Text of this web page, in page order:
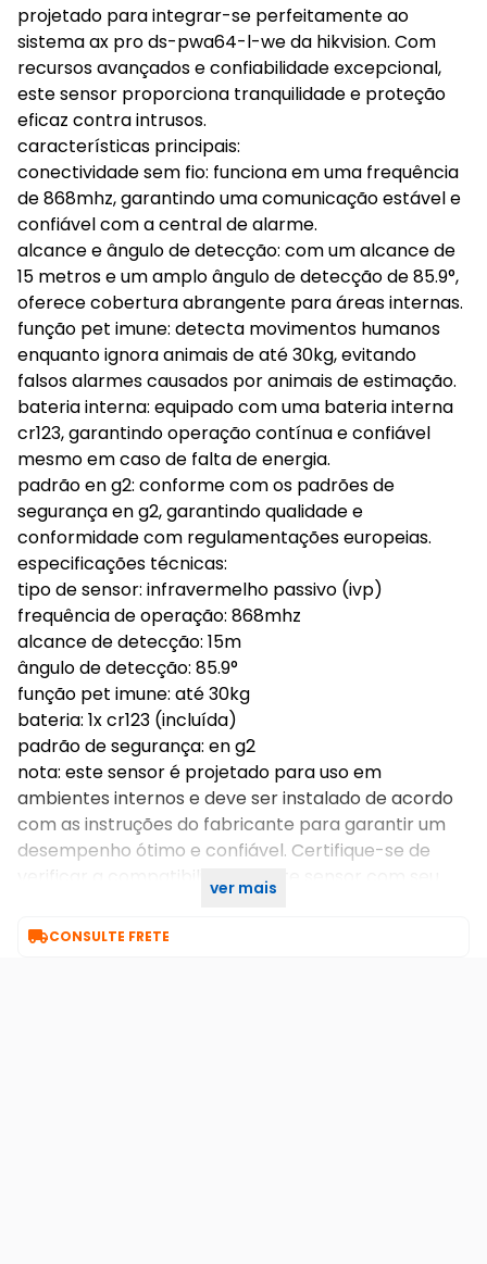
projetado para integrar-se perfeitamente ao
sistema ax pro ds-pwa64-l-we da hikvision. Com
recursos avançados e confiabilidade excepcional,
este sensor proporciona tranquilidade e proteção
eficaz contra intrusos.
características principais:
conectividade sem fio: funciona em uma frequência
de 868mhz, garantindo uma comunicação estável e
confiável com a central de alarme.
alcance e ângulo de detecção: com um alcance de
15 metros e um amplo ângulo de detecção de 85.9°,
oferece cobertura abrangente para áreas internas.
função pet imune: detecta movimentos humanos
enquanto ignora animais de até 30kg, evitando
falsos alarmes causados por animais de estimação.
bateria interna: equipado com uma bateria interna
cr123, garantindo operação contínua e confiável
mesmo em caso de falta de energia.
padrão en g2: conforme com os padrões de
segurança en g2, garantindo qualidade e
conformidade com regulamentações europeias.
especificações técnicas:
tipo de sensor: infravermelho passivo (ivp)
frequência de operação: 868mhz
alcance de detecção: 15m
ângulo de detecção: 85.9°
função pet imune: até 30kg
bateria: 1x cr123 (incluída)
padrão de segurança: en g2
nota: este sensor é projetado para uso em
ambientes internos e deve ser instalado de acordo
com as instruções do fabricante para garantir um
desempenho ótimo e confiável. Certifique-se de
verificar a compatibilidade deste sensor com seu
ver mais
CONSULTE FRETE